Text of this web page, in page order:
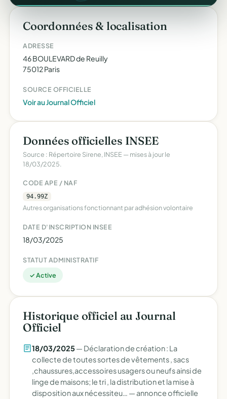
Coordonnées & localisation
ADRESSE
46 BOULEVARD de Reuilly
75012 Paris
SOURCE OFFICIELLE
Voir au Journal Officiel
Données officielles INSEE
Source : Répertoire Sirene, INSEE — mises à jour le
18/03/2025.
CODE APE / NAF
94.99Z
Autres organisations fonctionnant par adhésion volontaire
DATE D'INSCRIPTION INSEE
18/03/2025
STATUT ADMINISTRATIF
✓ Active
Historique officiel au Journal
Officiel
18/03/2025— Déclaration de création : La
collecte de toutes sortes de vêtements , sacs
,chaussures,accessoires usagers ou neufs ainsi de
linge de maisons; le tri , la distribution et la mise à
disposition aux nécessiteu… — annonce officielle